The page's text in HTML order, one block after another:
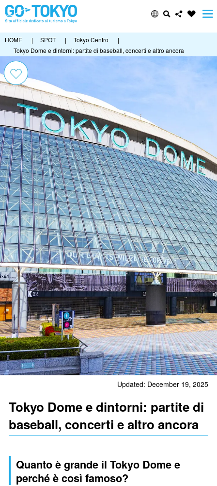
HOME | SPOT | Tokyo Centro
|
Tokyo Dome e dintorni: partite di baseball, concerti e altro ancora
Updated: December 19, 2025
Tokyo Dome e dintorni: partite di
baseball, concerti e altro ancora
Quanto è grande il Tokyo Dome e
perché è così famoso?